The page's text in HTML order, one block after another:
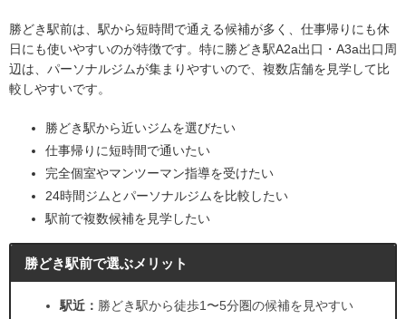
勝どき駅前は、駅から短時間で通える候補が多く、仕事帰りにも休
日にも使いやすいのが特徴です。特に勝どき駅A2a出口・A3a出口周
辺は、パーソナルジムが集まりやすいので、複数店舗を見学して比
較しやすいです。
勝どき駅から近いジムを選びたい
仕事帰りに短時間で通いたい
完全個室やマンツーマン指導を受けたい
24時間ジムとパーソナルジムを比較したい
駅前で複数候補を見学したい
勝どき駅前で選ぶメリット
駅近： 勝どき駅から徒歩1〜5分圏の候補を見やすい